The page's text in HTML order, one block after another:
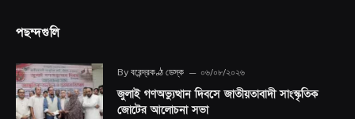
পছন্দগুলি
By বরেন্দ্রকণ্ঠ ডেস্ক ০৬/০৮/২০২৬
জুলাই গণঅভ্যুত্থান দিবসে জাতীয়তাবাদী সাংস্কৃতিক
জোটের আলোচনা সভা